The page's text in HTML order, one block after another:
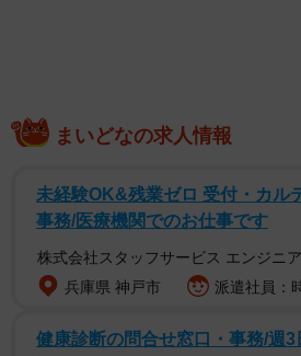
まいどなの求人情報
未経験OK&残業ゼロ 受付・カル
事務/医療機関でのお仕事です
株式会社スタッフサービス エンジニ
兵庫県 神戸市
派遣社員：
健康診断の問合せ窓口・事務/週3